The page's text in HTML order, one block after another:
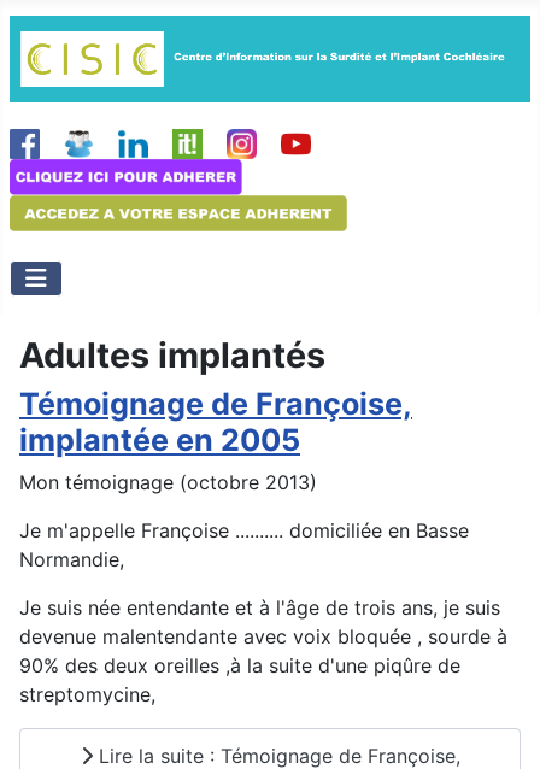
Adultes implantés
Témoignage de Françoise,
implantée en 2005
Mon témoignage (octobre 2013)
Je m'appelle Françoise .......... domiciliée en Basse
Normandie,
Je suis née entendante et à l'âge de trois ans, je suis
devenue malentendante avec voix bloquée , sourde à
90% des deux oreilles ,à la suite d'une piqûre de
streptomycine,
Lire la suite : Témoignage de Françoise,